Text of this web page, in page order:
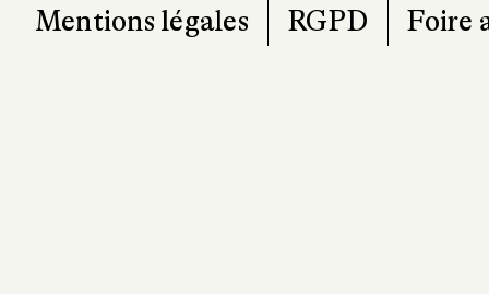
Mentions légales RGPD Foire